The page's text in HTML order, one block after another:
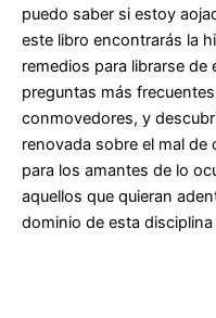
puedo saber si estoy
este libro encontrarás la
remedios para librarse de
preguntas más
conmovedores, y
renovada sobre el mal de
para los amantes de lo
aquellos que quieran
dominio de esta disciplina